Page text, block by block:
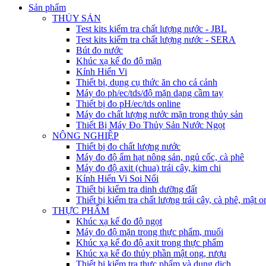
Sản phẩm
THỦY SẢN
Test kits kiểm tra chất lượng nước - JBL
Test kits kiểm tra chất lượng nước - SERA
Bút đo nước
Khúc xạ kế đo độ mặn
Kính Hiển Vi
Thiết bị, dụng cụ thức ăn cho cá cảnh
Máy đo ph/ec/tds/độ mặn dạng cầm tay
Thiết bị đo pH/ec/tds online
Máy đo chất lượng nước mặn trong thủy sản
Thiết Bị Máy Đo Thủy Sản Nước Ngọt
NÔNG NGHIỆP
Thiết bị đo chất lượng nước
Máy đo độ ẩm hạt nông sản, ngủ cốc, cà phê
Máy đo độ axit (chua) trái cây, kim chi
Kính Hiển Vi Soi Nổi
Thiết bị kiểm tra dinh dưỡng đất
Thiết bị kiểm tra chất lượng trái cây, cà phê, mật
THỰC PHẨM
Khúc xạ kế đo độ ngọt
Máy đo độ mặn trong thực phẩm, muối
Khúc xạ kế đo độ axit trong thực phẩm
Khúc xạ kế đo thủy phần mật ong, rượu
Thiết bị kiểm tra thực phẩm và dung dịch